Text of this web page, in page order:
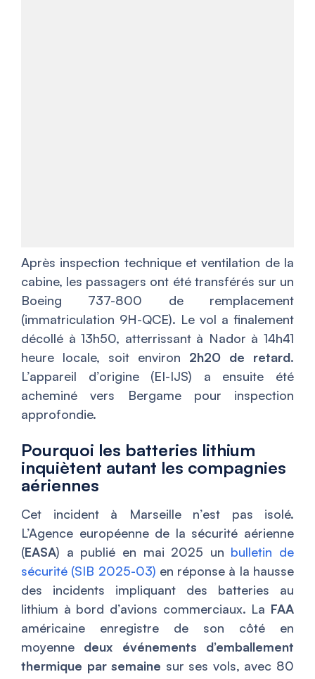
Après inspection technique et ventilation de la
cabine, les passagers ont été transférés sur un
Boeing 737-800 de remplacement
(immatriculation 9H-QCE). Le vol a finalement
décollé à 13h50, atterrissant à Nador à 14h41
heure locale, soit environ 2h20 de retard.
L’appareil d’origine (EI-IJS) a ensuite été
acheminé vers Bergame pour inspection
approfondie.
Pourquoi les batteries lithium
inquiètent autant les compagnies
aériennes
Cet incident à Marseille n’est pas isolé.
L’Agence européenne de la sécurité aérienne
(EASA) a publié en mai 2025 un bulletin de
sécurité (SIB 2025-03) en réponse à la hausse
des incidents impliquant des batteries au
lithium à bord d’avions commerciaux. La FAA
américaine enregistre de son côté en
moyenne deux événements d’emballement
thermique par semaine sur ses vols, avec 80